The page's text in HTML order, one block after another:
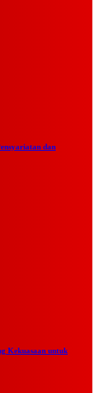
dan
Kekuasaan untuk